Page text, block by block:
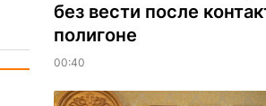
без вести после
полигоне
00:40